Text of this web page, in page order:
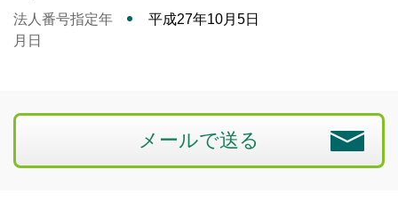
法人番号指定年
月日
平成27年10月5日
メールで送る